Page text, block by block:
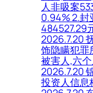
人非吸案
0.94% 2.封
484527.29
2026.7.20
饰隐瞒犯罪
被害人,六
2026.7.20
投资人信息